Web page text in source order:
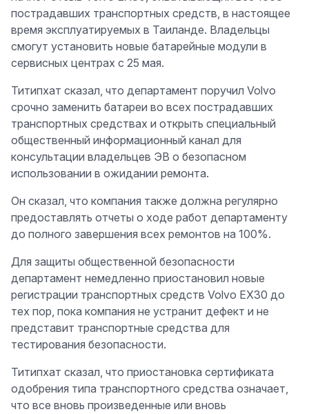
пострадавших транспортных средств, в настоящее
время эксплуатируемых в Таиланде. Владельцы
смогут установить новые батарейные модули в
сервисных центрах с 25 мая.
Титипхат сказал, что департамент поручил Volvo
срочно заменить батареи во всех пострадавших
транспортных средствах и открыть специальный
общественный информационный канал для
консультации владельцев ЭВ о безопасном
использовании в ожидании ремонта.
Он сказал, что компания также должна регулярно
предоставлять отчеты о ходе работ департаменту
до полного завершения всех ремонтов на 100%.
Для защиты общественной безопасности
департамент немедленно приостановил новые
регистрации транспортных средств Volvo EX30 до
тех пор, пока компания не устранит дефект и не
представит транспортные средства для
тестирования безопасности.
Титипхат сказал, что приостановка сертификата
одобрения типа транспортного средства означает,
что все вновь произведенные или вновь